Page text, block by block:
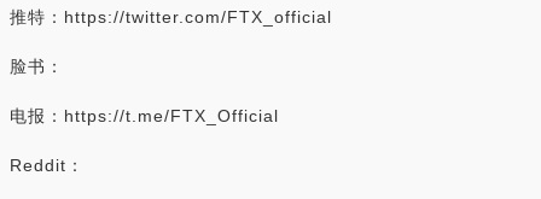
推特：https://twitter.com/FTX_official
脸书：
电报：https://t.me/FTX_Official
Reddit：